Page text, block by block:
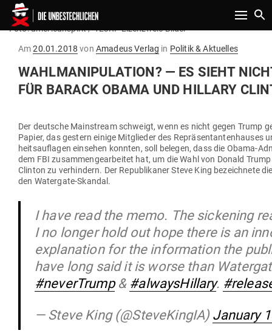
Toggle
Foto: americanspirit / 123RF Lizenzfreie Bilder
AmGepostet
20.01.2018 von Amadeus Verlag in Politik & Aktuelles
WAHL­MA­NI­PU­LATION? — ES SIEHT
FÜR BARACK OBAMA UND HILLARY
Der deutsche Main­stream schweigt, wenn es nicht gegen Trump
Papier, das gestern einige Mit­glieder des Reprä­sen­tan­ten­hauses
heits­auf­lagen ein­sehen konnten, soll belegen, dass die Obama-
dem FBI zusam­men­ge­ar­beitet hat, um die Wahl von Donald
Clinton zu ver­hindern. Der Repu­bli­kaner Steve King bezeichnete
den Watergate-Skandal.
I have read the memo. The sickening
I no longer hold out hope there is an
explanation for the information the
have long said it is worse than
#neverTrump& #alwaysHillary.
— Steve King (@SteveKingIA) January